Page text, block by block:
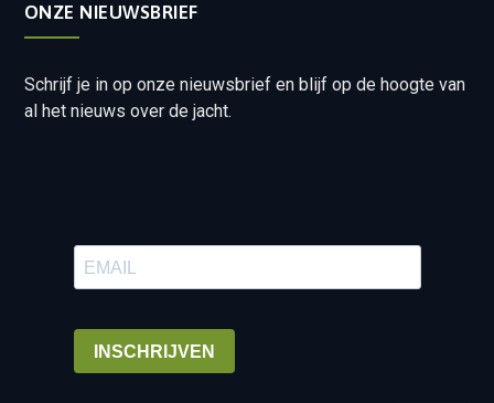
ONZE NIEUWSBRIEF
Schrijf je in op onze nieuwsbrief en blijf op de hoogte van
al het nieuws over de jacht.